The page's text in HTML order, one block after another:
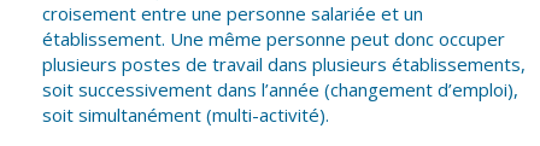
croisement entre une personne salariée et un
établissement. Une même personne peut donc occuper
plusieurs postes de travail dans plusieurs établissements,
soit successivement dans l’année (changement d’emploi),
soit simultanément (multi-activité).